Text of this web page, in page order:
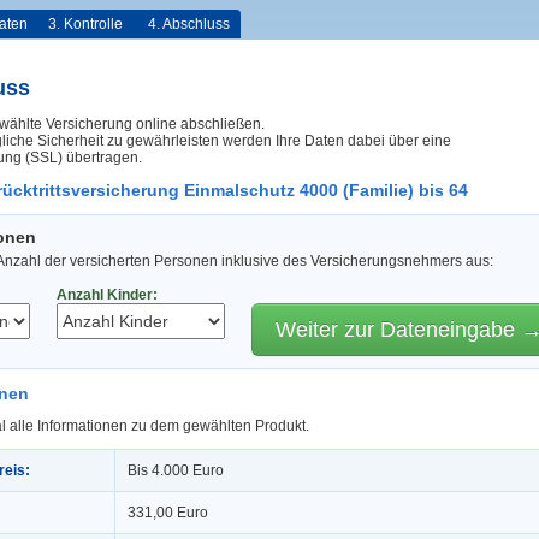
3. Kontrolle 4. Abschluss
Versicherung online abschließen.
Sicherheit zu gewährleisten werden Ihre Daten dabei über eine
(SSL) übertragen.
Einmalschutz 4000 (Familie) bis 64
der versicherten Personen inklusive des Versicherungsnehmers aus:
Anzahl Kinder:
Weiter zur Dateneingabe
alle Informationen zu dem gewählten Produkt.
Bis 4.000 Euro
331,00 Euro